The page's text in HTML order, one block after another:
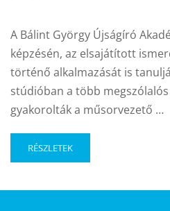
A Bálint György Újságíró
képzésén, az elsajátított
történő alkalmazását is
stúdióban a több
gyakorolták a műsorvezető …
RÉSZLETEK